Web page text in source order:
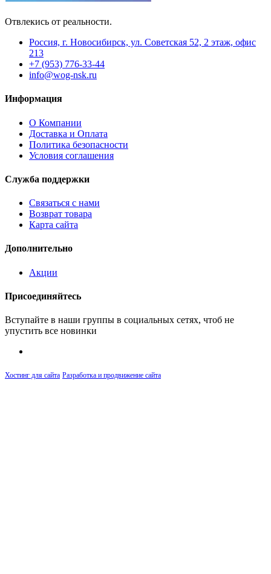
Отвлекись от реальности.
Россия, г. Новосибирск, ул. Советская 52, 2 этаж, офис
213
+7 (953) 776-33-44
info@wog-nsk.ru
Информация
О Компании
Доставка и Оплата
Политика безопасности
Условия соглашения
Служба поддержки
Связаться с нами
Возврат товара
Карта сайта
Дополнительно
Акции
Присоединяйтесь
Вступайте в наши группы в социальных сетях, чтоб не
упустить все новинки
Хостинг для сайта Разработка и продвижение сайта